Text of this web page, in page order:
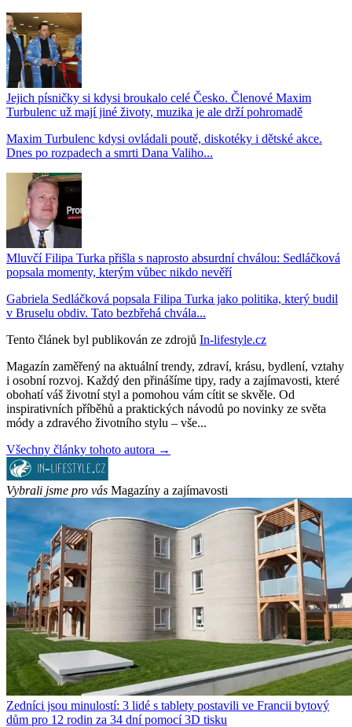
Jejich písničky si kdysi broukalo celé Česko. Členové Maxim
Turbulenc už mají jiné životy, muzika je ale drží pohromadě
Maxim Turbulenc kdysi ovládali poutě, diskotéky i dětské akce.
Dnes po rozpadech a smrti Dana Valiho...
Mluvčí Filipa Turka přišla s naprosto absurdní chválou: Sedláčková
popsala momenty, kterým vůbec nikdo nevěří
Gabriela Sedláčková popsala Filipa Turka jako politika, který budil
v Bruselu obdiv. Tato bezbřehá chvála...
Tento článek byl publikován ze zdrojů In-lifestyle.cz
Magazín zaměřený na aktuální trendy, zdraví, krásu, bydlení, vztahy
i osobní rozvoj. Každý den přinášíme tipy, rady a zajímavosti, které
obohatí váš životní styl a pomohou vám cítit se skvěle. Od
inspirativních příběhů a praktických návodů po novinky ze světa
módy a zdravého životního stylu – vše...
Všechny články tohoto autora →
Vybrali jsme pro vás Magazíny a zajímavosti
Zedníci jsou minulostí: 3 lidé s tablety postavili ve Francii bytový
dům pro 12 rodin za 34 dní pomocí 3D tisku